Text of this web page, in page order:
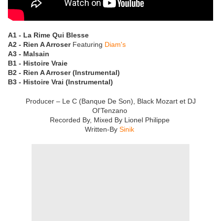
A1 - La Rime Qui Blesse
A2 - Rien A Arroser Featuring Diam's
A3 - Malsain
B1 - Histoire Vraie
B2 - Rien A Arroser (Instrumental)
B3 - Histoire Vrai (Instrumental)
Producer – Le C (Banque De Son), Black Mozart et DJ
Ol'Tenzano
Recorded By, Mixed By Lionel Philippe
Written-By Sinik